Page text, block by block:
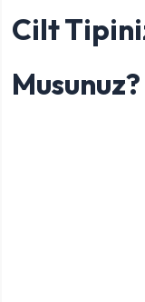
Cilt
Musunuz?